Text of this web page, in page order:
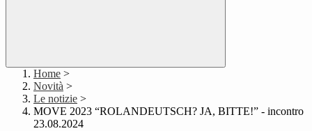
Home >
Novità >
Le notizie >
MOVE 2023 “ROLANDEUTSCH? JA, BITTE!” - incontro
23.08.2024